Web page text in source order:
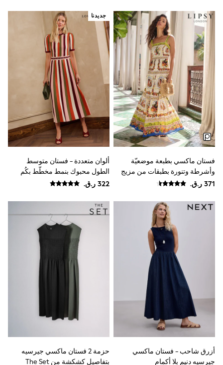
Travel Bags
Luggage
Angel & Rocket
B by Ted Baker
Baker by Ted Baker
Boden
Lipsy
Love & Roses
Mint Velvet
Monsoon
River Island
Eid Holiday Collection
SCHOOLWEAR
All Boys Schoolwear
Shoes
Trousers
Shorts
Shirts
Polo Shirts
Coats & Jackets
Underwear
Socks
Multipacks
All Boys Sport & Swimwear
Trainers & Pumps
Swimwear
Tops
Shorts
Joggers
adidas
All Girls Schoolwear
Shoes
Dresses
Trousers
Skirts
فستان ماكسي بطبعة موضعيّة
وأشرطة وتنورة بطبقات من مزيج
القطن والفيسكوز من Lipsy
جديدنا
ألوان متعددة - فستان متوسط
الطول محبوك بنمط مخطّط بكُم
قصير من Love & Roses
أزرق شاحب - فستان ماكسي
جيرسيه دنيم بلا أكمام
حزمة 2 فستان ماكسي جيرسيه
بتفاصيل كشكشة من The Set